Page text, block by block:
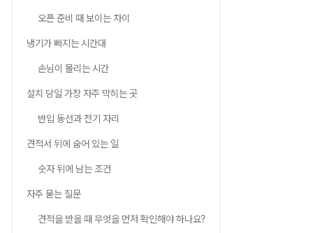
오픈 준비 때 보이는 차이
냉기가 빠지는 시간대
손님이 몰리는 시간
설치 당일 가장 자주 막히는 곳
반입 동선과 전기 자리
견적서 뒤에 숨어 있는 일
숫자 뒤에 남는 조건
자주 묻는 질문
견적을 받을 때 무엇을 먼저 확인해야 하나요?